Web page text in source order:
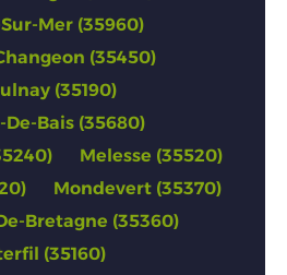
Mer (35960)
(35450)
(35190)
Bais (35680)
Melesse (35520)
Mondevert (35370)
Bretagne (35360)
(35160)